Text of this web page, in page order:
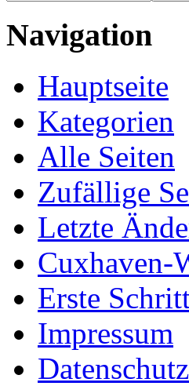
Navigation
Hauptseite
Kategorien
Alle Seiten
Zufällige
Letzte
Cuxhaven-
Erste
Impressum